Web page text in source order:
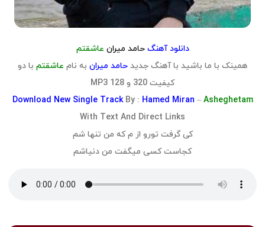
دانلود آهنگحامد میران عاشقتم
همینک با ما باشید با آهنگ جدید حامد میران به نام عاشقتم با دو
کیفیت 320 و 128 MP3
Download New Single Track By : Hamed Miran – Asheghetam
With Text And Direct Links
کی گرفت تورو از م که من تنها شم
کجاست کسی میگفت من دنیاشم